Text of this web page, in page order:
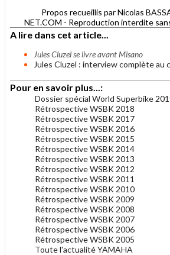
Propos recueillis par Nicolas
NET.COM - Reproduction interdite
A lire dans cet article...
Jules Cluzel se livre avant Misano
Jules Cluzel : interview complète au
Pour en savoir plus...:
Dossier spécial World Superbike
Rétrospective WSBK 2018
Rétrospective WSBK 2017
Rétrospective WSBK 2016
Rétrospective WSBK 2015
Rétrospective WSBK 2014
Rétrospective WSBK 2013
Rétrospective WSBK 2012
Rétrospective WSBK 2011
Rétrospective WSBK 2010
Rétrospective WSBK 2009
Rétrospective WSBK 2008
Rétrospective WSBK 2007
Rétrospective WSBK 2006
Rétrospective WSBK 2005
Toute l'actualité YAMAHA